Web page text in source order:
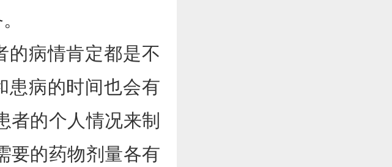
的病情肯定都是不
患病的时间也会有
者的个人情况来制
要的药物剂量各有